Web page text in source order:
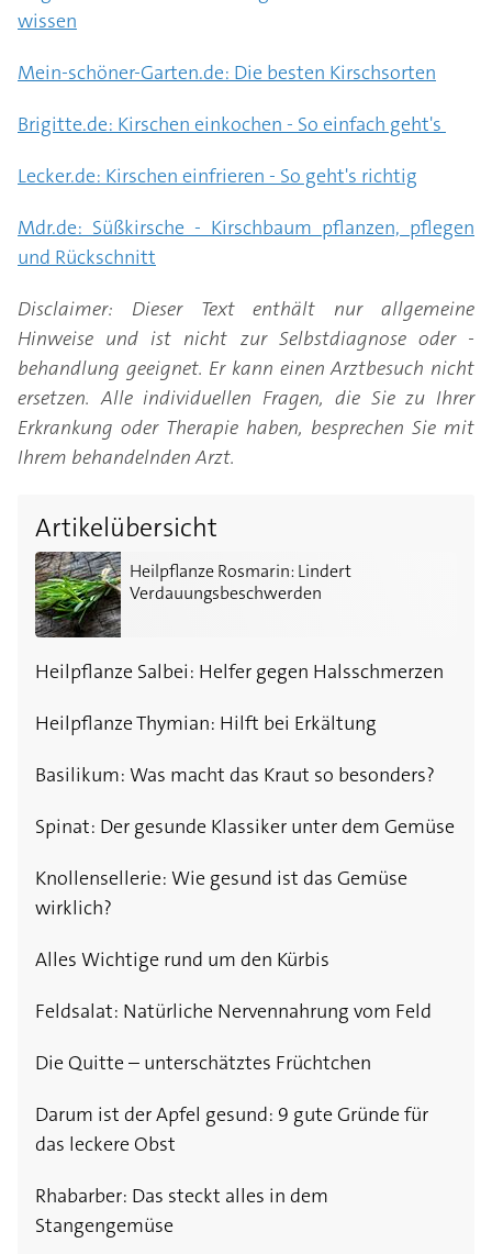
wissen
Mein-schöner-Garten.de: Die besten Kirschsorten
Brigitte.de: Kirschen einkochen - So einfach geht's
Lecker.de: Kirschen einfrieren - So geht's richtig
Mdr.de: Süßkirsche - Kirschbaum pflanzen, pflegen
und Rückschnitt
Disclaimer: Dieser Text enthält nur allgemeine
Hinweise und ist nicht zur Selbstdiagnose oder -
behandlung geeignet. Er kann einen Arztbesuch nicht
ersetzen. Alle individuellen Fragen, die Sie zu Ihrer
Erkrankung oder Therapie haben, besprechen Sie mit
Ihrem behandelnden Arzt.
Artikelübersicht
Heilpflanze Rosmarin: Lindert
Verdauungsbeschwerden
Heilpflanze Rosmarin: Lindert
Heilpflanze Salbei: Helfer gegen Halsschmerzen
Heilpflanze Thymian: Hilft bei Erkältung
Basilikum: Was macht das Kraut so besonders?
Spinat: Der gesunde Klassiker unter dem Gemüse
Knollensellerie: Wie gesund ist das Gemüse
wirklich?
Alles Wichtige rund um den Kürbis
Feldsalat: Natürliche Nervennahrung vom Feld
Die Quitte – unterschätztes Früchtchen
Darum ist der Apfel gesund: 9 gute Gründe für
das leckere Obst
Rhabarber: Das steckt alles in dem
Stangengemüse